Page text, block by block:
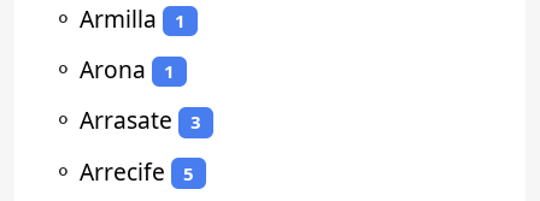
⚬ Armilla 1
⚬ Arona 1
⚬ Arrasate 3
⚬ Arrecife 5